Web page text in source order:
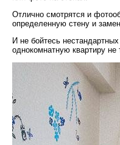
Отлично смотрятся и
определенную стену и
И не бойтесь
однокомнатную квартиру не